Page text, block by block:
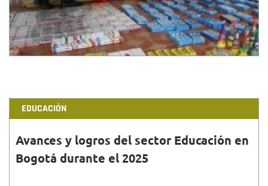
establecimientos de comercio.
EDUCACIÓN
Avances y logros del sector Educación en
Bogotá durante el 2025